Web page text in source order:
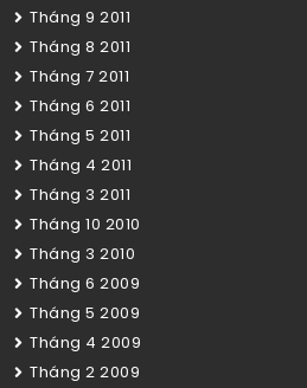
Tháng 9 2011
Tháng 8 2011
Tháng 7 2011
Tháng 6 2011
Tháng 5 2011
Tháng 4 2011
Tháng 3 2011
Tháng 10 2010
Tháng 3 2010
Tháng 6 2009
Tháng 5 2009
Tháng 4 2009
Tháng 2 2009